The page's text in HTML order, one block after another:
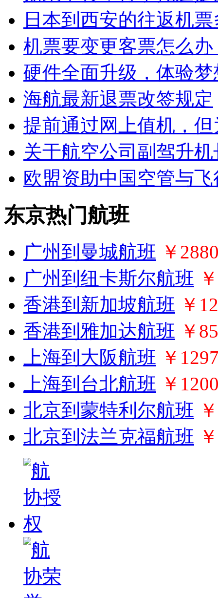
日本到西安的往返机
机票要变更客票怎么
硬件全面升级，体验
海航最新退票改签规定
提前通过网上值机，
关于航空公司副驾升
欧盟资助中国空管与
东京热门航班
广州到曼城航班 ￥
广州到纽卡斯尔航班
香港到新加坡航班 ￥
香港到雅加达航班 ￥
上海到大阪航班 ￥
上海到台北航班 ￥
北京到蒙特利尔航班
北京到法兰克福航班